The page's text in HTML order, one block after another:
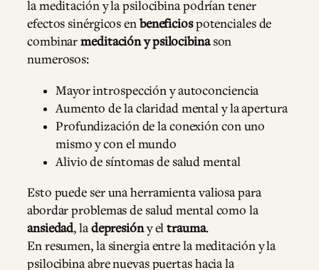
la meditación y la psilocibina podrían tener
efectos sinérgicos enbeneficiospotenciales de
combinarmeditación y psilocibinason
numerosos:
Mayor introspección y autoconciencia
Aumento de la claridad mental y la apertura
Profundización de la conexión con uno
mismo y con el mundo
Alivio de síntomas de salud mental
Esto puede ser una herramienta valiosa para
abordar problemas de salud mental como la
ansiedad, ladepresióny eltrauma.
En resumen, la sinergia entre la meditación y la
psilocibina abre nuevas puertas hacia la